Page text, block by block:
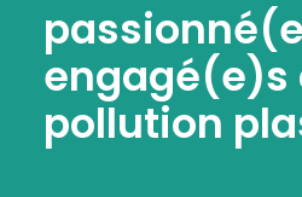
engagé(e)s
pollution